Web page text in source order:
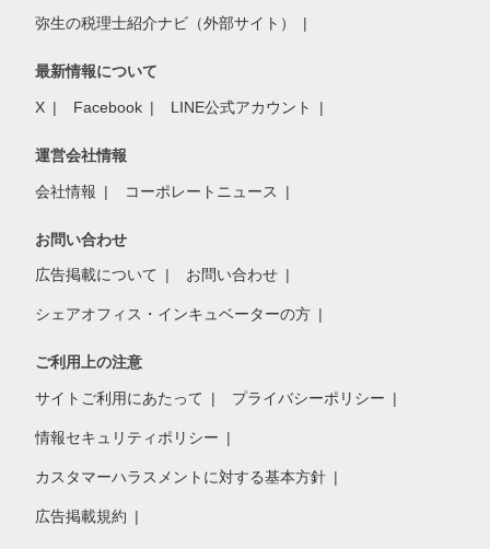
弥生の税理士紹介ナビ（外部サイト）
最新情報について
X Facebook LINE公式アカウント
運営会社情報
会社情報 コーポレートニュース
お問い合わせ
広告掲載について お問い合わせ
シェアオフィス・インキュベーターの方
ご利用上の注意
サイトご利用にあたって プライバシーポリシー
情報セキュリティポリシー
カスタマーハラスメントに対する基本方針
広告掲載規約